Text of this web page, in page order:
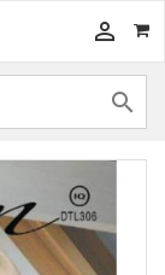

